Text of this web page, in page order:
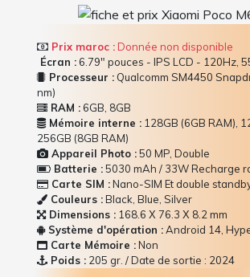
Prix maroc :Donnée non disponible
Écran :6.79" pouces - IPS LCD - 120Hz,
Processeur : Qualcomm SM4450
nm)
RAM :6GB, 8GB
Mémoire interne : 128GB (6GB RAM),
256GB (8GB RAM)
Appareil Photo :50 MP, Double
Batterie :5030 mAh / 33W Recharge
Carte SIM :Nano-SIM Et double
Couleurs :Black, Blue, Silver
Dimensions : 168.6 Х 76.3 Х 8.2 mm
Système d'opération :Android 14,
Carte Mémoire :Non
Poids : 205 gr. / Date de sortie : 2024